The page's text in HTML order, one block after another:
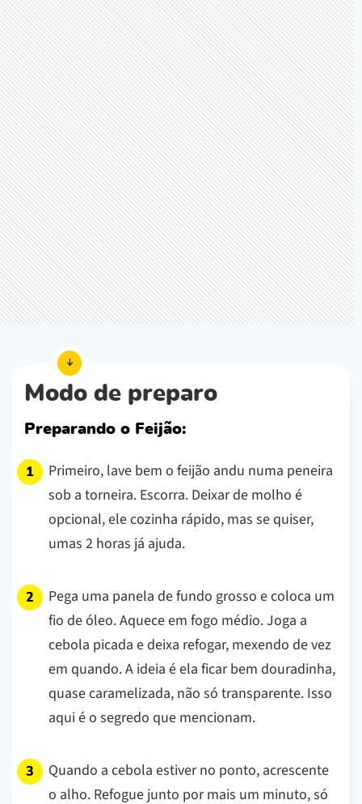
Modo de preparo
Preparando o Feijão:
Primeiro, lave bem o feijão andu numa peneira
sob a torneira. Escorra. Deixar de molho é
opcional, ele cozinha rápido, mas se quiser,
umas 2 horas já ajuda.
Pega uma panela de fundo grosso e coloca um
fio de óleo. Aquece em fogo médio. Joga a
cebola picada e deixa refogar, mexendo de vez
em quando. A ideia é ela ficar bem douradinha,
quase caramelizada, não só transparente. Isso
aqui é o segredo que mencionam.
Quando a cebola estiver no ponto, acrescente
o alho. Refogue junto por mais um minuto, só